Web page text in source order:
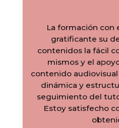
La formación con
gratificante su
contenidos la fácil
mismos y el
contenido
dinámica y
seguimiento del
Estoy satisfecho